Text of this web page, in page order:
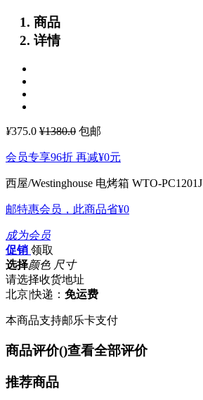
商品
详情
¥375.0 ¥1380.0 包邮
会员专享96折 再减¥0元
西屋/Westinghouse 电烤箱 WTO-PC1201J
邮特惠会员，此商品省¥0
成为会员
促销 领取
选择颜色 尺寸
请选择收货地址
北京|快递： 免运费
本商品支持邮乐卡支付
商品评价()查看全部评价
推荐商品